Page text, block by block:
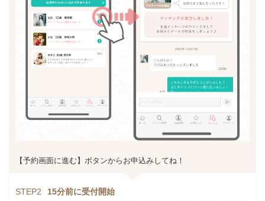
【予約画面に進む】ボタンからお申込みしてね！
STEP2 15分前に受付開始